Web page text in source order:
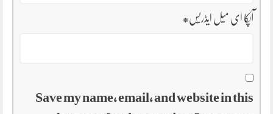
آپکا ای میل ایڈریس*
Save my name, email, and website in this